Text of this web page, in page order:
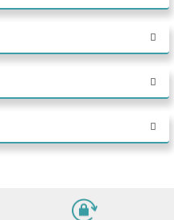
D701MER-
32 GB
RTX 2000
Desktop
siz yapın!
Yaz